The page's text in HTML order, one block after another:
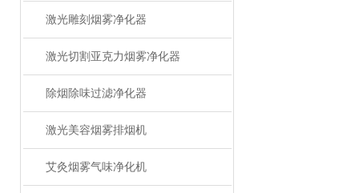
激光雕刻烟雾净化器
激光切割亚克力烟雾净化器
除烟除味过滤净化器
激光美容烟雾排烟机
艾灸烟雾气味净化机